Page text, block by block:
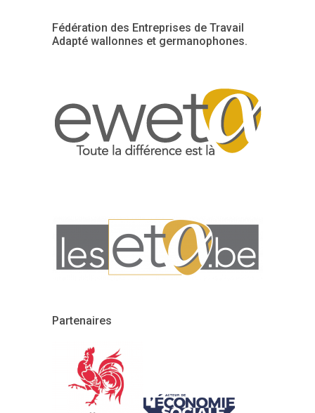
Fédération des Entreprises de Travail
Adapté wallonnes et germanophones.
Partenaires